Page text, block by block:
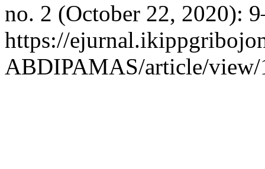
no. 2 (October 22, 2020):
https://
ABDIPAMAS/article/view/